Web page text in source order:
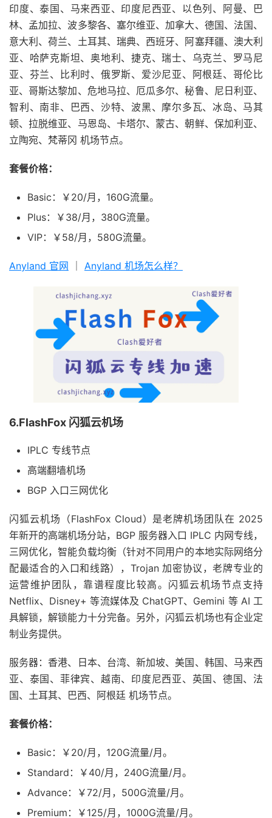
印度、泰国、马来西亚、印度尼西亚、以色列、阿曼、巴
林、孟加拉、波多黎各、塞尔维亚、加拿大、德国、法国、
意大利、荷兰、土耳其、瑞典、西班牙、阿塞拜疆、澳大利
亚、哈萨克斯坦、奥地利、捷克、瑞士、乌克兰、罗马尼
亚、芬兰、比利时、俄罗斯、爱沙尼亚、阿根廷、哥伦比
亚、哥斯达黎加、危地马拉、厄瓜多尔、秘鲁、尼日利亚、
智利、南非、巴西、沙特、波黑、摩尔多瓦、冰岛、马其
顿、拉脱维亚、马恩岛、卡塔尔、蒙古、朝鲜、保加利亚、
立陶宛、梵蒂冈 机场节点。
套餐价格：
Basic：￥20/月，160G流量。
Plus：￥38/月，380G流量。
VIP：￥58/月，580G流量。
Anyland 官网 Anyland 机场怎么样？
6.FlashFox 闪狐云机场
IPLC 专线节点
高端翻墙机场
BGP 入口三网优化
闪狐云机场（FlashFox Cloud）是老牌机场团队在 2025
年新开的高端机场分站，BGP 服务器入口 IPLC 内网专线，
三网优化，智能负载均衡（针对不同用户的本地实际网络分
配最适合的入口和线路），Trojan 加密协议，老牌专业的
运营维护团队，靠谱程度比较高。闪狐云机场节点支持
Netflix、Disney+ 等流媒体及 ChatGPT、Gemini 等 AI 工
具解锁，解锁能力十分完备。另外，闪狐云机场也有企业定
制业务提供。
服务器：香港、日本、台湾、新加坡、美国、韩国、马来西
亚、泰国、菲律宾、越南、印度尼西亚、英国、德国、法
国、土耳其、巴西、阿根廷 机场节点。
套餐价格：
Basic：￥20/月，120G流量/月。
Standard：￥40/月，240G流量/月。
Advance：￥72/月，500G流量/月。
Premium：￥125/月，1000G流量/月。